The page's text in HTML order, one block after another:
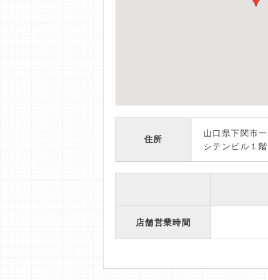
住所
山口県下関市
シテンビル１
店舗営業時間